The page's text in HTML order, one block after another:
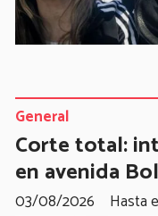
Corte total:
en avenida
Hasta
General
03/08/2026